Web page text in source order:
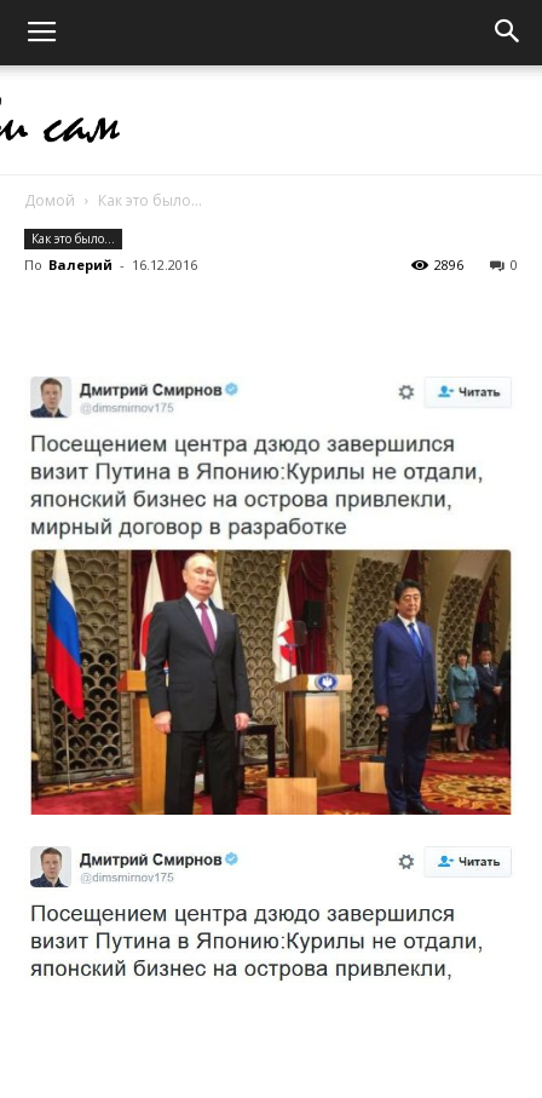
Домой Как это было...
Как это было...
По Валерий - 16.12.2016 0
2896